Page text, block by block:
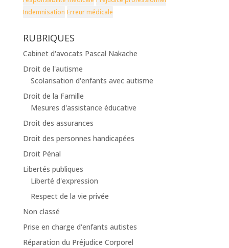
Indemnisation Erreur médicale
RUBRIQUES
Cabinet d'avocats Pascal Nakache
Droit de l'autisme
Scolarisation d'enfants avec autisme
Droit de la Famille
Mesures d'assistance éducative
Droit des assurances
Droit des personnes handicapées
Droit Pénal
Libertés publiques
Liberté d'expression
Respect de la vie privée
Non classé
Prise en charge d'enfants autistes
Réparation du Préjudice Corporel